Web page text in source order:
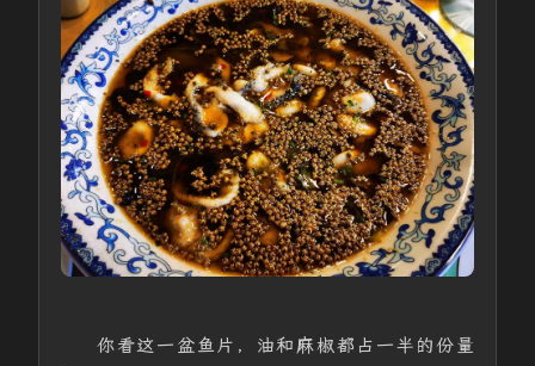
你看这一盆鱼片，油和麻椒都占一半的份量